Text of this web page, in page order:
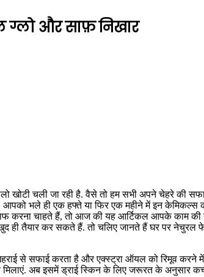
और साफ़ निखार
खोटी चली जा रही है. वैसे तो हम सभी अपने चेहरे
आपको भले ही एक हफ्ते या फिर एक महीने में इन
चाहते हैं, तो आज की यह आर्टिकल आपके काम
ही तैयार कर सकते हैं. तो चलिए जानते हैं घर पर
से सफाई करता है और एक्स्ट्रा ऑयल को रिमूव करने में
अब इसमें ड्राई स्किन के लिए जरूरत के अनुसार